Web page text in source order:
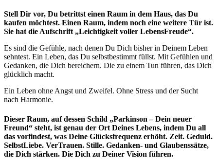
Stell Dir vor, Du betrittst einen Raum in dem Haus, das Du
kaufen möchtest. Einen Raum, indem noch eine weitere Tür ist.
Sie hat die Aufschrift „Leichtigkeit voller LebensFreude“.
Es sind die Gefühle, nach denen Du Dich bisher in Deinem Leben
sehntest. Ein Leben, das Du selbstbestimmt füllst. Mit Gefühlen und
Gedanken, die Dich bereichern. Die zu einem Tun führen, das Dich
glücklich macht.
Ein Leben ohne Angst und Zweifel. Ohne Stress und der Sucht
nach Harmonie.
Dieser Raum, auf dessen Schild „Parkinson – Dein neuer
Freund“ steht, ist genau der Ort Deines Lebens, indem Du all
das vorfindest, was Deine Glücksfrequenz erhöht. Zeit. Geduld.
SelbstLiebe. VerTrauen. Stille. Gedanken- und Glaubenssätze,
die Dich stärken. Die Dich zu Deiner Vision führen.